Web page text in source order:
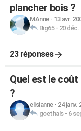
plancher bois ?
MAnne- 13 avr.
Big65- 20 déc.
23 réponses
Quel est le
?
elisianne- 24 janv.
goethals- 6